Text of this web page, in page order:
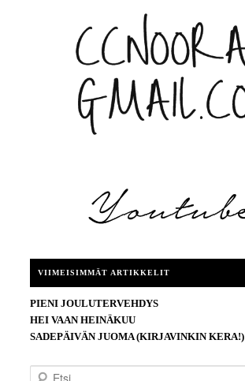
VIIMEISIMMÄT ARTIKKELIT
PIENI JOULUTERVEHDYS
HEI VAAN HEINÄKUU
SADEPÄIVÄN JUOMA (KIRJAVINKIN KERA!)